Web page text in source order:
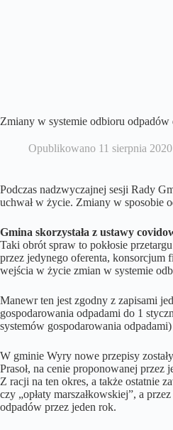
Zmiany w systemie odbioru
Opublikowano 11 sierpnia 2020
Podczas nadzwyczajnej sesji Rady
uchwał w życie. Zmiany w sposobie
Gmina skorzystała z ustawy
Taki obrót spraw to pokłosie
przez jedynego oferenta, konsorcjum
wejścia w życie zmian w systemie
Manewr ten jest zgodny z zapisami
gospodarowania odpadami do 1
systemów gospodarowania
W gminie Wyry nowe przepisy
Prasoł, na cenie proponowanej przez
Z racji na ten okres, a także ostatnie
czy „opłaty marszałkowskiej”, a
odpadów przez jeden rok.